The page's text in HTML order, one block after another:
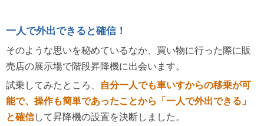
一人で外出できると確信！
そのような思いを秘めているなか、買い物に行った際に販
売店の展示場で階段昇降機に出会います。
試乗してみたところ、
自分一人でも車いすからの移乗が可
能で、操作も簡単であったことから「一人で外出できる」
と確信して昇降機の設置を決断しました。